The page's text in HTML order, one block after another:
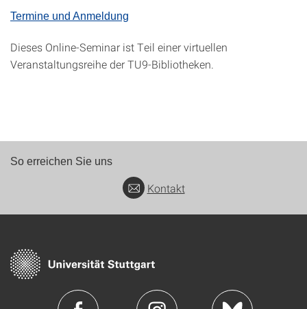
Termine und Anmeldung
Dieses Online-Seminar ist Teil einer virtuellen
Veranstaltungsreihe der TU9-Bibliotheken.
So erreichen Sie uns
Kontakt